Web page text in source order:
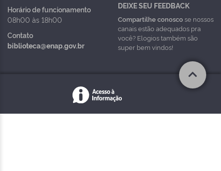
Horário de funcionamento
08h00 às 18h00
Contato
biblioteca@enap.gov.br
DEIXE SEU FEEDBACK
Compartilhe conoscose nossos
canais estão adequados pra
você? Elogios também são
super bem vindos!